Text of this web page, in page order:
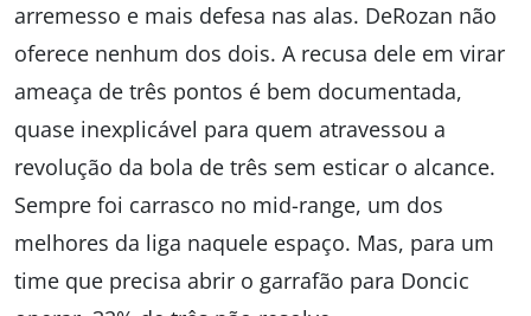
arremesso e mais defesa nas alas. DeRozan não
oferece nenhum dos dois. A recusa dele em virar
ameaça de três pontos é bem documentada,
quase inexplicável para quem atravessou a
revolução da bola de três sem esticar o alcance.
Sempre foi carrasco no mid-range, um dos
melhores da liga naquele espaço. Mas, para um
time que precisa abrir o garrafão para Doncic